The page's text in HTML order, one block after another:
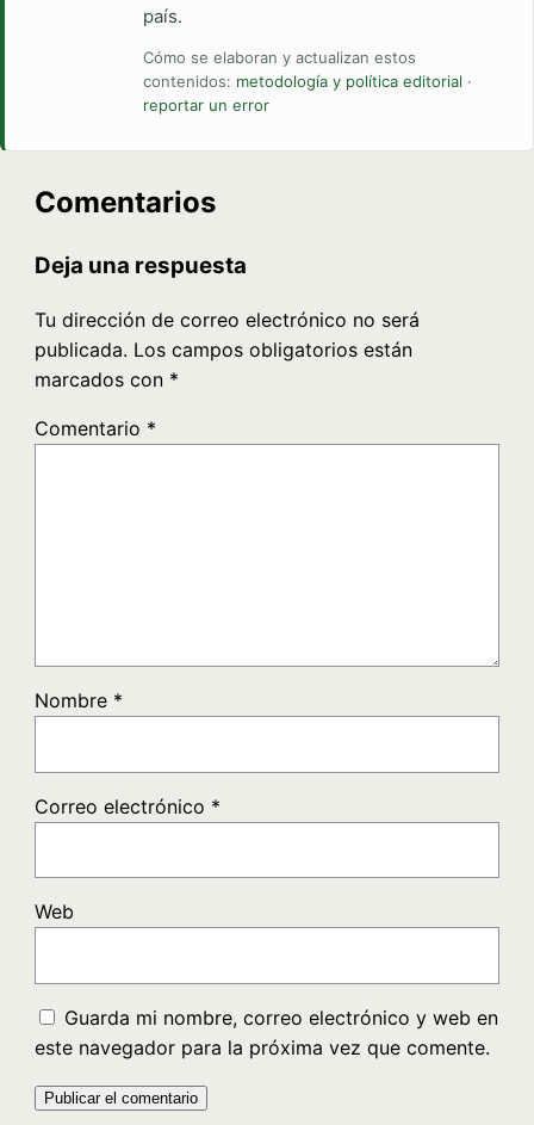
país.
Cómo se elaboran y actualizan estos
contenidos: metodología y política editorial ·
reportar un error
Comentarios
Deja una respuesta
Tu dirección de correo electrónico no será
publicada. Los campos obligatorios están
marcados con *
Comentario *
Nombre *
Correo electrónico *
Web
Guarda mi nombre, correo electrónico y web en
este navegador para la próxima vez que comente.